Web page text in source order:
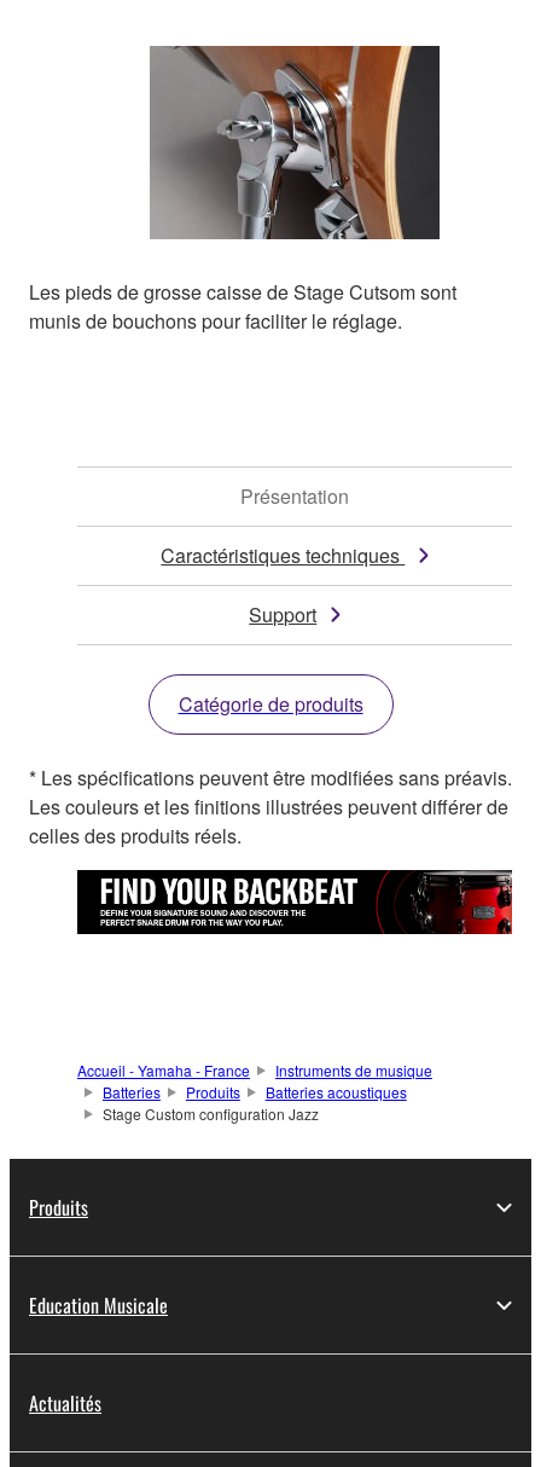
Les pieds de grosse caisse de Stage Cutsom sont
munis de bouchons pour faciliter le réglage.
Présentation
Caractéristiques techniques
Support
Catégorie de produits
* Les spécifications peuvent être modifiées sans préavis.
Les couleurs et les finitions illustrées peuvent différer de
celles des produits réels.
Accueil - Yamaha - France
Instruments de musique
Batteries
Produits
Batteries acoustiques
Stage Custom configuration Jazz
Produits
Education Musicale
Actualités